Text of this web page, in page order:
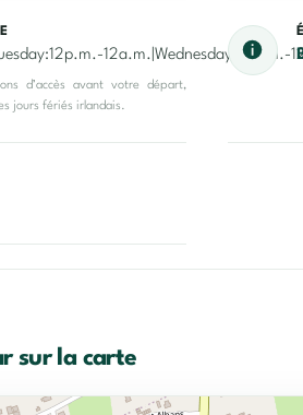
d’accès avant votre départ,
jours fériés irlandais.
sur la carte